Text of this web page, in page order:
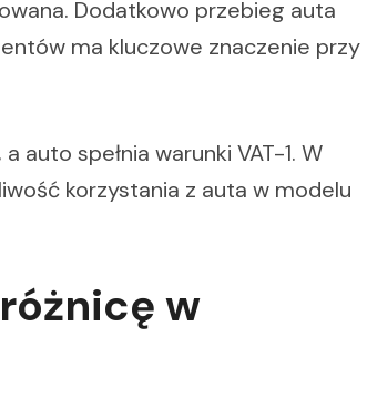
Dodatkowo przebieg auta
ma kluczowe znaczenie przy
auto spełnia warunki VAT-1. W
korzystania z auta w modelu
w